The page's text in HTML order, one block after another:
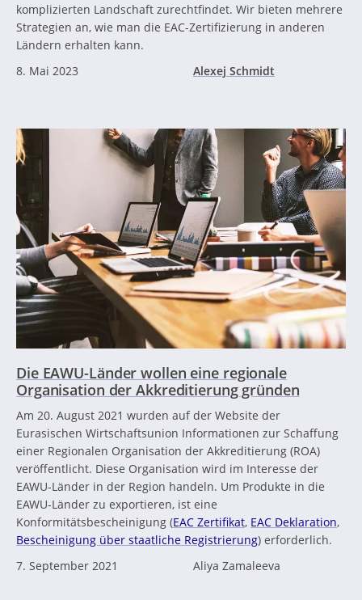
komplizierten Landschaft zurechtfindet. Wir bieten mehrere
Strategien an, wie man die EAC-Zertifizierung in anderen
Ländern erhalten kann.
8. Mai 2023
Alexej Schmidt
Die EAWU-Länder wollen eine regionale
Organisation der Akkreditierung gründen
Am 20. August 2021 wurden auf der Website der
Eurasischen Wirtschaftsunion Informationen zur Schaffung
einer Regionalen Organisation der Akkreditierung (ROA)
veröffentlicht. Diese Organisation wird im Interesse der
EAWU-Länder in der Region handeln. Um Produkte in die
EAWU-Länder zu exportieren, ist eine
Konformitätsbescheinigung (EAC Zertifikat, EAC Deklaration,
Bescheinigung über staatliche Registrierung) erforderlich.
7. September 2021
Aliya Zamaleeva